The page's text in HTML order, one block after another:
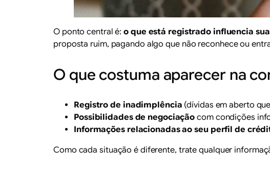
O ponto central é:o que está registrado influencia
proposta ruim, pagando algo que não reconhece ou
O que costuma aparecer na
Registro de inadimplência (dívidas em aberto
Possibilidades de negociação com condições
Informações relacionadas ao seu perfil de
Como cada situação é diferente, trate qualquer